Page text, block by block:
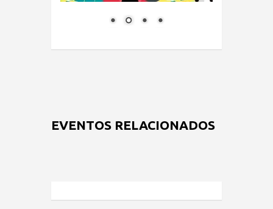
EVENTOS RELACIONADOS